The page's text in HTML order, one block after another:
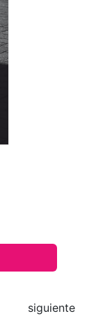
siguiente